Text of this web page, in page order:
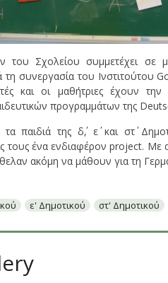
του Σχολείου συμμετέχει σε
συνεργασία του Ινστιτούτου
και οι μαθήτριες έχουν
προγραμμάτων της
παιδιά της δ΄, ε΄ και στ΄
τους ένα ενδιαφέρον project.
ακόμη να μάθουν για τη
ε' Δημοτικού στ' Δημοτικού